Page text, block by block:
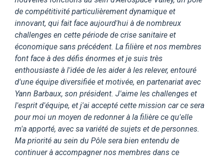
de compétitivité particulièrement dynamique et
innovant, qui fait face aujourd'hui à de nombreux
challenges en cette période de crise sanitaire et
économique sans précédent. La filière et nos membres
font face à des défis énormes et je suis très
enthousiaste à l'idée de les aider à les relever, entouré
d'une équipe diversifiée et motivée, en partenariat avec
Yann Barbaux, son président. J'aime les challenges et
l'esprit d'équipe, et j'ai accepté cette mission car ce sera
pour moi un moyen de redonner à la filière ce qu'elle
m'a apporté, avec sa variété de sujets et de personnes.
Ma priorité au sein du Pôle sera bien entendu de
continuer à accompagner nos membres dans ce